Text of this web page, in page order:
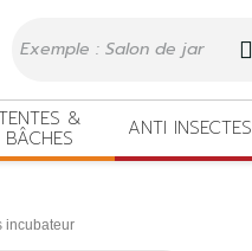
&
BÂCHES ANTI INSECTES
incubateur